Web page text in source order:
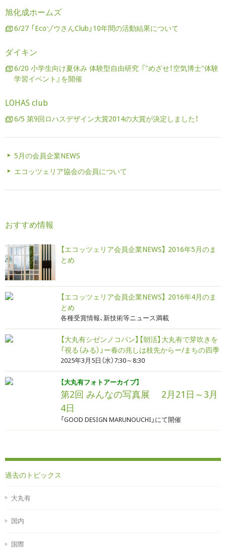
旭化成ホームズ
6/27 「EcoゾウさんClub」10年間の活動結果について
ダイキン
6/20 小学生向け夏休み 体験型自由研究 『"めざせ！空気博士"体験
学習イベント』を開催
LOHAS club
6/5 第9回ロハスデザイン大賞2014の大賞が決定しました！
5月の会員企業NEWS
エコッツェリア協会の会員について
おすすめ情報
【エコッツェリア会員企業NEWS】 2016年5月のま
とめ
【エコッツェリア会員企業NEWS】 2016年4月のま
とめ
各種受賞情報、新技術等ニュース満載
【大丸有シゼンノコパン】【朝活】大丸有で芽吹きを
「視る（みる）」ー春の兆しは枝先からー/まちの四季
2025年3月5日（水）7:30～8:30
【大丸有フォトアーカイブ】
第2回 みんなの写真展 2月21日～3月
4日
「GOOD DESIGN MARUNOUCHI」にて開催
過去のトピックス
大丸有
国内
国際